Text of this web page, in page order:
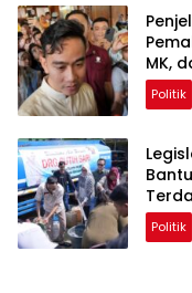
MK,
Politik
Bekasi
Politik